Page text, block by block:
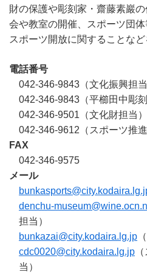
財の保護や彫刻家・齋藤素巖
会や教室の開催、スポーツ団
スポーツ開放に関することなど
電話番号
042-346-9843（文化振興担当
042-346-9843（平櫛田中彫刻
042-346-9501（文化財担当）
042-346-9612（スポーツ推
FAX
042-346-9575
メール
denchu-
担当）
bunkazai@city.kodaira.lg.jp
cdc0020@city.kodaira.lg.jp
当）